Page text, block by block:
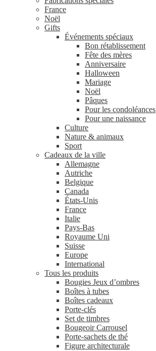
France
Noël
Gifts
Événements spéciaux
Bon rétablissement
Fête des mères
Anniversaire
Halloween
Mariage
Noël
Pâques
Pour les condoléances
Pour une naissance
Culture
Nature & animaux
Sport
Cadeaux de la ville
Allemagne
Autriche
Belgique
Canada
États-Unis
France
Italie
Pays-Bas
Royaume Uni
Suisse
Europe
International
Tous les produits
Bougies Jeux d’ombres
Boîtes à tubes
Boîtes cadeaux
Porte-clés
Set de timbres
Bougeoir Carrousel
Porte-sachets de thé
Figure architecturale